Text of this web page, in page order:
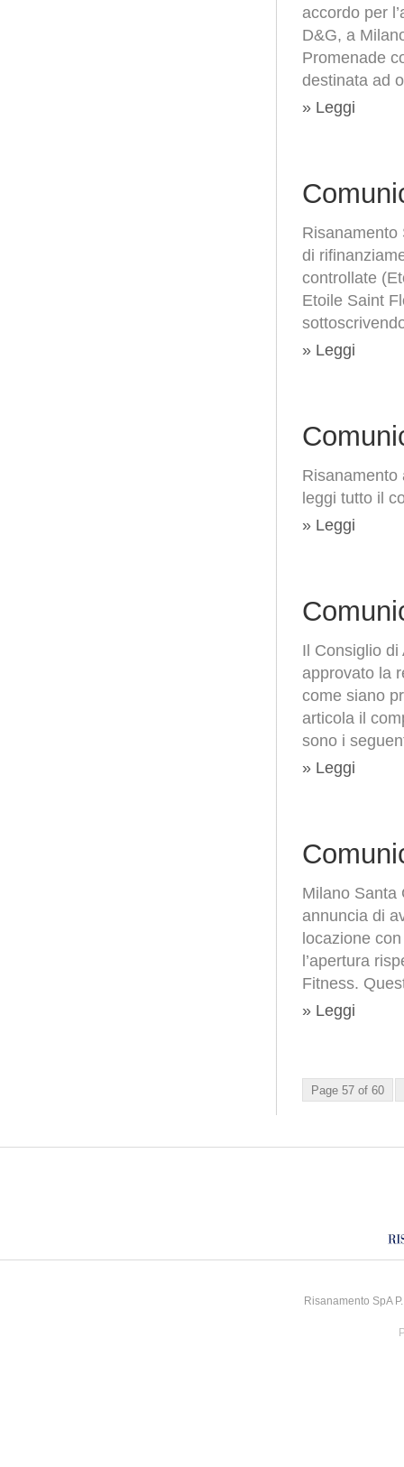
accordo per
D&G, a
Promenade
destinata ad
» Leggi
Risanamento
di
controllate
Etoile Saint
» Leggi
Risanamento
leggi tutto il
» Leggi
Il Consiglio
approvato la
come siano
articola il
sono i
» Leggi
Milano Santa
annuncia di
locazione
l’apertura
Fitness.
» Leggi
Page 57 of 60
Risanamento SpA